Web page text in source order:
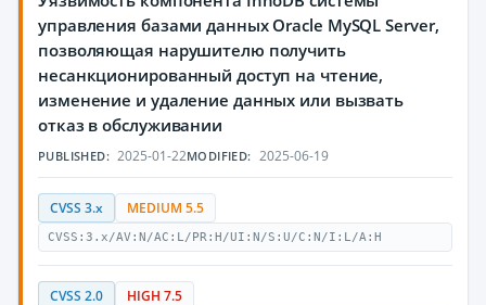
управления базами данных Oracle MySQL Server,
позволяющая нарушителю получить
несанкционированный доступ на чтение,
изменение и удаление данных или вызвать
отказ в обслуживании
PUBLISHED: 2025-01-22MODIFIED: 2025-06-19
CVSS 3.x MEDIUM 5.5
CVSS:3.x/AV:N/AC:L/PR:H/UI:N/S:U/C:N/I:L/A:H
CVSS 2.0 HIGH 7.5